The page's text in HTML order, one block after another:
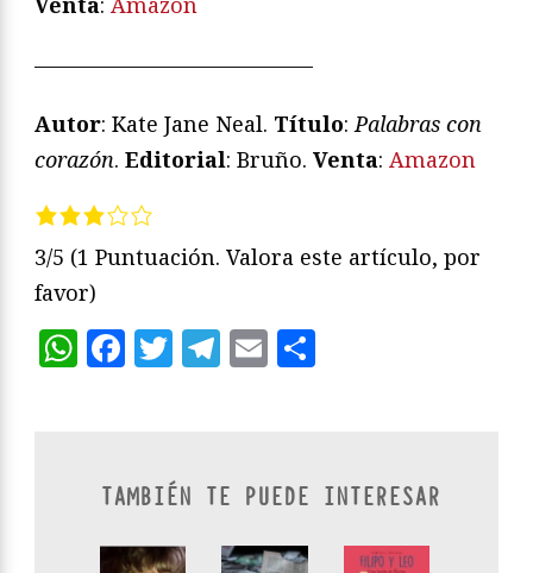
—————————————
Autor: Kate Jane Neal. Título: Palabras con
corazón. Editorial: Bruño. Venta: Amazon
3/5 (1 Puntuación. Valora este artículo, por
favor)
WhatsApp
Facebook
Twitter
Telegram
Email
TAMBIÉN TE PUEDE INTERESAR